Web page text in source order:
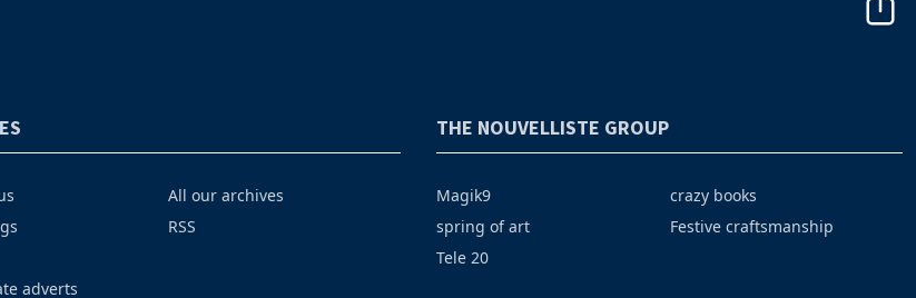
adverts
All our archives
RSS
THE NOUVELLISTE GROUP
Magik9
spring of art
Tele 20
crazy books
Festive craftsmanship